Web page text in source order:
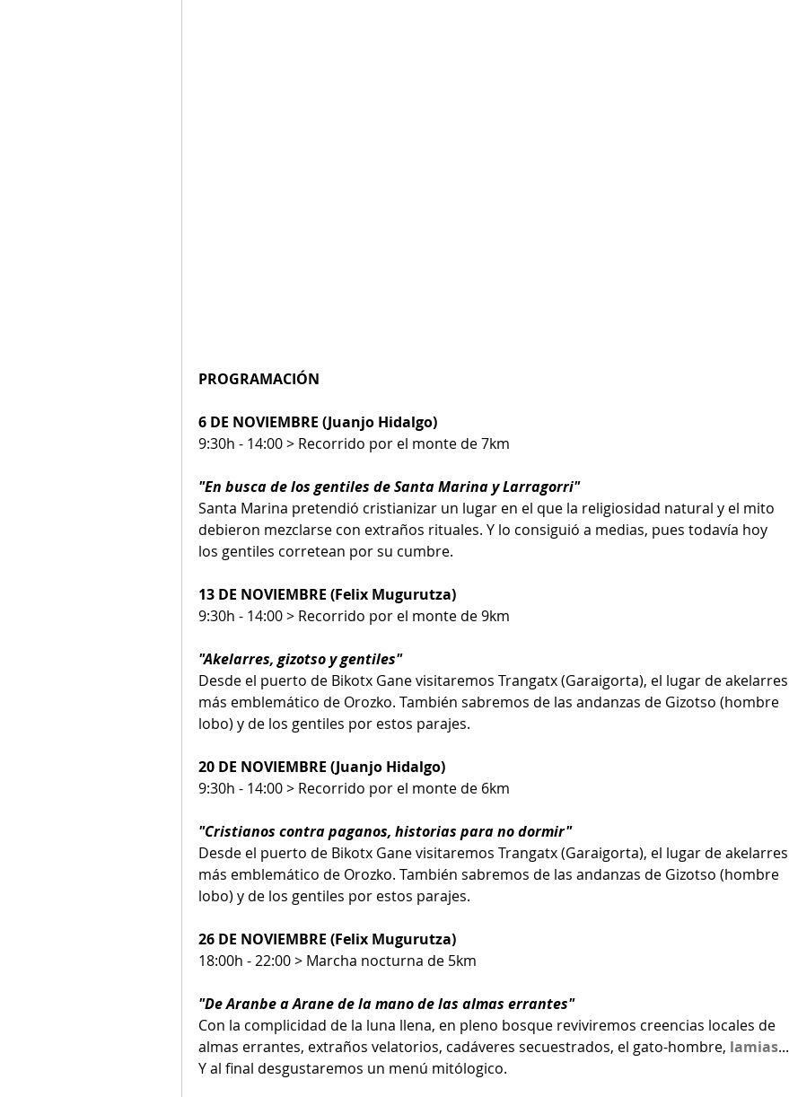
PROGRAMACIÓN
6 DE NOVIEMBRE (Juanjo Hidalgo)
9:30h - 14:00 > Recorrido por el monte de 7km
"En busca de los gentiles de Santa Marina y Larragorri"
Santa Marina pretendió cristianizar un lugar en el que la religiosidad natural y el mito
debieron mezclarse con extraños rituales. Y lo consiguió a medias, pues todavía hoy
los gentiles corretean por su cumbre.
13 DE NOVIEMBRE (Felix Mugurutza)
9:30h - 14:00 > Recorrido por el monte de 9km
"Akelarres, gizotso y gentiles"
Desde el puerto de Bikotx Gane visitaremos Trangatx (Garaigorta), el lugar de akelarres
más emblemático de Orozko. También sabremos de las andanzas de Gizotso (hombre
lobo) y de los gentiles por estos parajes.
20 DE NOVIEMBRE (Juanjo Hidalgo)
9:30h - 14:00 > Recorrido por el monte de 6km
"Cristianos contra paganos, historias para no dormir"
Desde el puerto de Bikotx Gane visitaremos Trangatx (Garaigorta), el lugar de akelarres
más emblemático de Orozko. También sabremos de las andanzas de Gizotso (hombre
lobo) y de los gentiles por estos parajes.
26 DE NOVIEMBRE (Felix Mugurutza)
18:00h - 22:00 > Marcha nocturna de 5km
"De Aranbe a Arane de la mano de las almas errantes"
Con la complicidad de la luna llena, en pleno bosque reviviremos creencias locales de
almas errantes, extraños velatorios, cadáveres secuestrados, el gato-hombre, lamias...
Y al final desgustaremos un menú mitólogico.